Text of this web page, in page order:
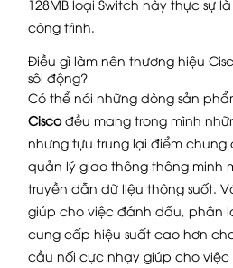
128MB loại Switch này thực sự
công trình.
Điều gì làm nên thương hiệu
sôi động?
Có thể nói những dòng sản
Ciscođều mang trong mình
nhưng tựu trung lại điểm
quản lý giao thông thông minh
truyền dẫn dữ liệu thông suốt.
giúp cho việc đánh dấu, phân
cung cấp hiệu suất cao hơn
cầu nối cực nhạy giúp cho việc